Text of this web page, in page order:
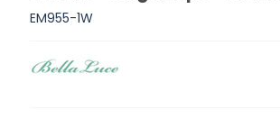
EM955-1W